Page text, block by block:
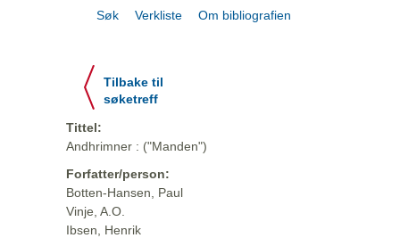
Søk Verkliste Om bibliografien
Tilbake til
søketreff
Tittel:
Andhrimner : ("Manden")
Forfatter/person:
Botten-Hansen, Paul
Vinje, A.O.
Ibsen, Henrik